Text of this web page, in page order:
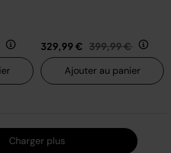
de
au 329,99 € Prix réduit de
399,99 € au
Ajouter au panier
Charger plus